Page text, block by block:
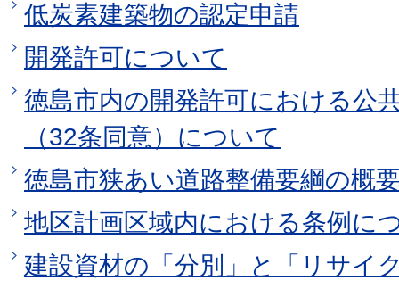
低炭素建築物の認定申請
開発許可について
徳島市内の開発許可における公
（32条同意）について
徳島市狭あい道路整備要綱の概
地区計画区域内における条例に
建設資材の「分別」と「リサイ